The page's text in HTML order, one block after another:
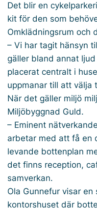
Det blir en
kit för den som
Omklädningsrum och
– Vi har tagit hänsyn
gäller bland annat
placerat centralt i
uppmanar till att välja
När det gäller miljö
Miljöbyggnad Guld.
– Eminent
arbetar med att få en
levande bottenplan
det finns reception,
samverkan.
Ola Gunnefur visar
kontorshuset där